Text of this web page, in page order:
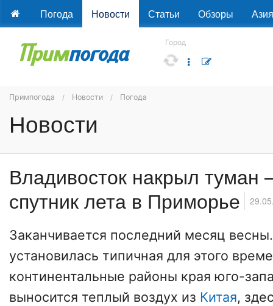
Погода Новости Статьи Обзоры Азия
Город
Примпогода Новости Погода
Новости
Владивосток накрыл туман
спутник лета в Приморье
Заканчивается последний месяц
установилась типичная для этого
континентальные районы края юго-
выносится теплый воздух из Китая,